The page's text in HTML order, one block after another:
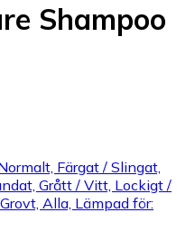
Shampoo
Färgat / Slingat,
Grått / Vitt, Lockigt /
Alla, Lämpad för: